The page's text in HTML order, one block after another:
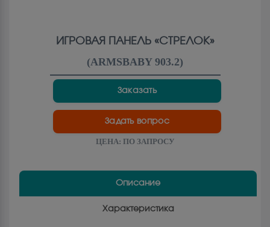
ИГРОВАЯ ПАНЕЛЬ «СТРЕЛОК»
(ARMSBABY 903.2)
Заказать
Задать вопрос
ЦЕНА: ПО ЗАПРОСУ
Описание
Характеристика